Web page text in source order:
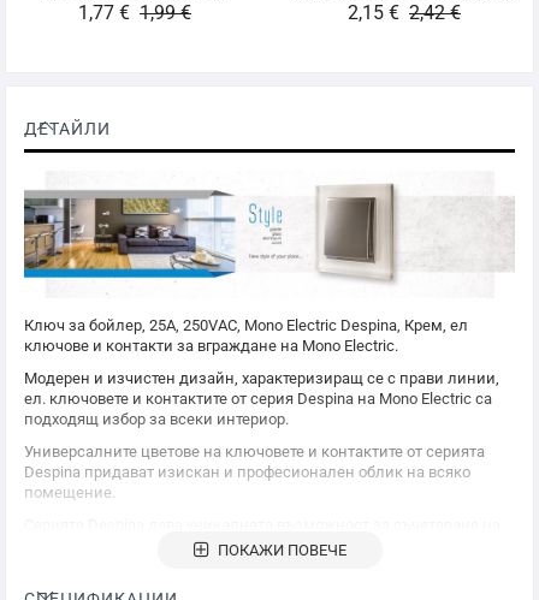
1,77 € 1,99 € 2,15 € 2,42 €
ДЕТАЙЛИ
Ключ за бойлер, 25A, 250VAC, Mono Electric Despina, Крем, ел
ключове и контакти за вграждане на Mono Electric.
Модерен и изчистен дизайн, характеризиращ се с прави линии,
ел. ключовете и контактите от серия Despina на Mono Electric са
подходящ избор за всеки интериор.
Универсалните цветове на ключовете и контактите от серията
Despina придават изискан и професионален облик на всяко
помещение.
различните функции с асемблиране в декоративни рамки.
ПОКАЖИ ПОВЕЧЕ